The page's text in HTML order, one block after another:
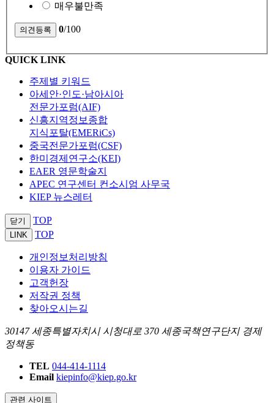
매우불만족
0/100
QUICK LINK
주제별 키워드
아세안·인도·남아시아
전문가포럼(AIF)
신흥지역정보종합
지식포탈(EMERiCs)
중국전문가포럼(CSF)
한미경제연구소(KEI)
EAER 영문학술지
APEC 연구센터 컨소시엄 사무국
KIEP 뉴스레터
닫기 TOP
LINK TOP
개인정보처리방침
이용자 가이드
고객헌장
저작권 정책
찾아오시는길
30147 세종특별자치시 시청대로 370 세종국책연구단지 경제
정책동
TEL 044-414-1114
Email kiepinfo@kiep.go.kr
관련 사이트